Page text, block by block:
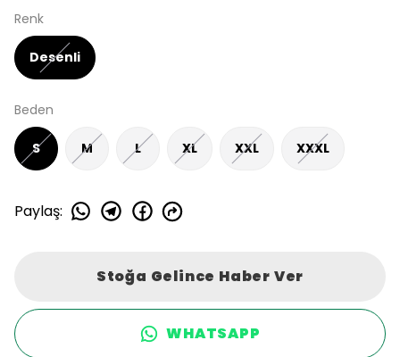
Renk
Desenli
Beden
S M L XL XXL XXXL
Paylaş:
Stoğa Gelince Haber Ver
WHATSAPP